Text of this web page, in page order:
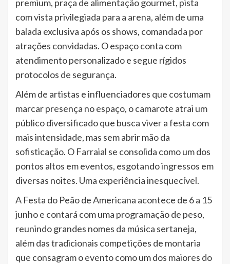
premium, praça de alimentação gourmet, pista
com vista privilegiada para a arena, além de uma
balada exclusiva após os shows, comandada por
atrações convidadas. O espaço conta com
atendimento personalizado e segue rígidos
protocolos de segurança.
Além de artistas e influenciadores que costumam
marcar presença no espaço, o camarote atrai um
público diversificado que busca viver a festa com
mais intensidade, mas sem abrir mão da
sofisticação. O Farraial se consolida como um dos
pontos altos em eventos, esgotando ingressos em
diversas noites. Uma experiência inesquecível.
A Festa do Peão de Americana acontece de 6 a 15
junho e contará com uma programação de peso,
reunindo grandes nomes da música sertaneja,
além das tradicionais competições de montaria
que consagram o evento como um dos maiores do